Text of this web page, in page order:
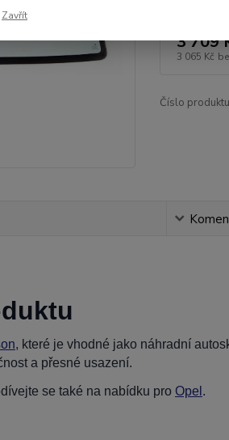
3 709
3 065 Kč
Číslo
, které je vhodné jako náhradní
a přesné usazení.
se také na nabídku pro Opel .
Zavřít